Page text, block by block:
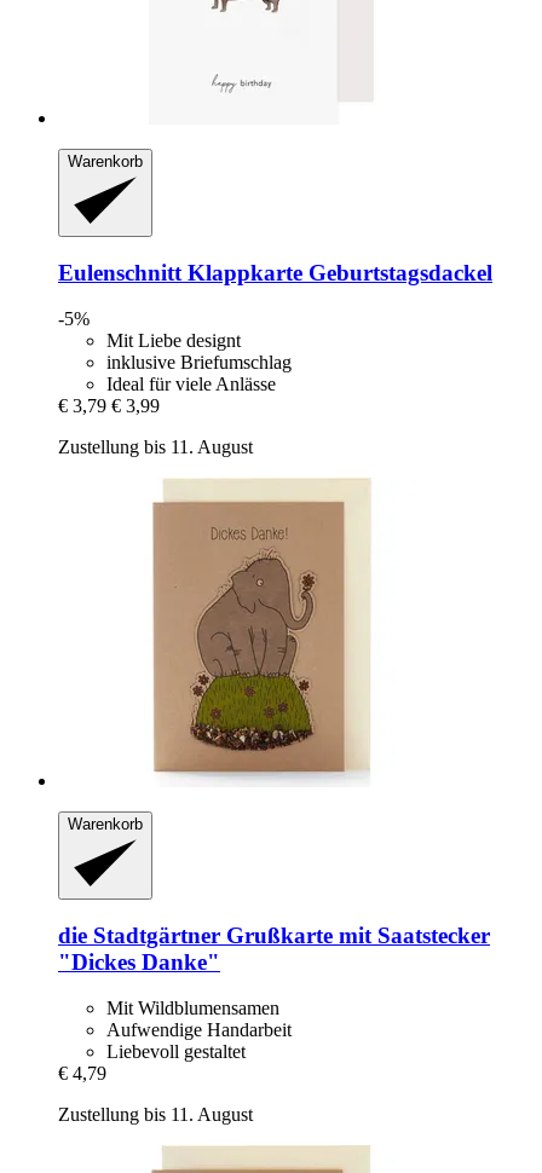
Warenkorb
Eulenschnitt Klappkarte Geburtstagsdackel
-5%
Mit Liebe designt
inklusive Briefumschlag
Ideal für viele Anlässe
€ 3,79 € 3,99
Zustellung bis 11. August
Warenkorb
die Stadtgärtner Grußkarte mit Saatstecker
"Dickes Danke"
Mit Wildblumensamen
Aufwendige Handarbeit
Liebevoll gestaltet
€ 4,79
Zustellung bis 11. August